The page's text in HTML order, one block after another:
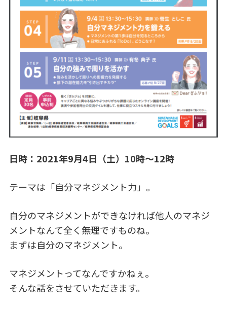
日時：2021年9月4日（土）10時～12時
テーマは「自分マネジメント力」。
自分のマネジメントができなければ他人のマネジ
メントなんて全く無理ですものね。
まずは自分のマネジメント。
マネジメントってなんですかねぇ。
そんな話をさせていただきます。